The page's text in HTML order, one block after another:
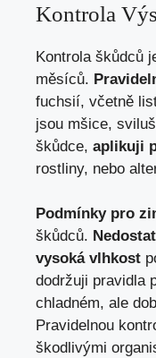
Kontrola
Kontrola škůdců
měsíců.
fuchsií, včetně
jsou mšice,
škůdce, aplikuji
rostliny, nebo
Podmínky pro
škůdců.
vysoká vlhkost
dodržuji pravidla
chladném, ale
Pravidelnou
škodlivými